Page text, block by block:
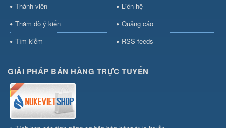
Thành viên
Liên hệ
Thăm dò ý kiến
Quảng cáo
Tìm kiếm
RSS-feeds
GIẢI PHÁP BÁN HÀNG TRỰC TUYẾN